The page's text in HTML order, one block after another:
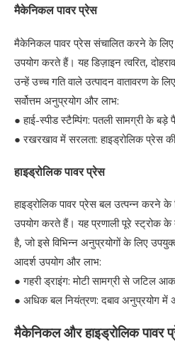
मैकेनिकल पावर प्रेस
मैकेनिकल पावर प्रेस संचालित करने के
उपयोग करते हैं। यह डिज़ाइन त्वरित,
उन्हें उच्च गति वाले उत्पादन वातावरण के
सर्वोत्तम अनुप्रयोग और लाभ:
● हाई-स्पीड स्टैम्पिंग: पतली सामग्री के
● रखरखाव में सरलता: हाइड्रोलिक प्रेस
हाइड्रोलिक पावर प्रेस
हाइड्रोलिक पावर प्रेस बल उत्पन्न करने के
उपयोग करते हैं। यह प्रणाली पूरे स्ट्रोक के
है, जो इसे विभिन्न अनुप्रयोगों के लिए
आदर्श उपयोग और लाभ:
● गहरी ड्राइंग: मोटी सामग्री से जटिल
● अधिक बल नियंत्रण: दबाव अनुप्रयोग में
मैकेनिकल और हाइड्रोलिक पावर